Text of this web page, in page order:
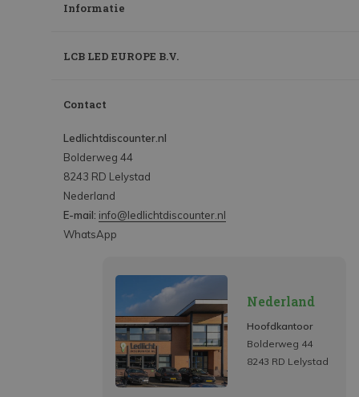
Informatie
LCB LED EUROPE B.V.
Contact
Ledlichtdiscounter.nl
Bolderweg 44
8243 RD Lelystad
Nederland
E-mail: info@ledlichtdiscounter.nl
WhatsApp
Nederland
Hoofdkantoor
Bolderweg 44
8243 RD Lelystad